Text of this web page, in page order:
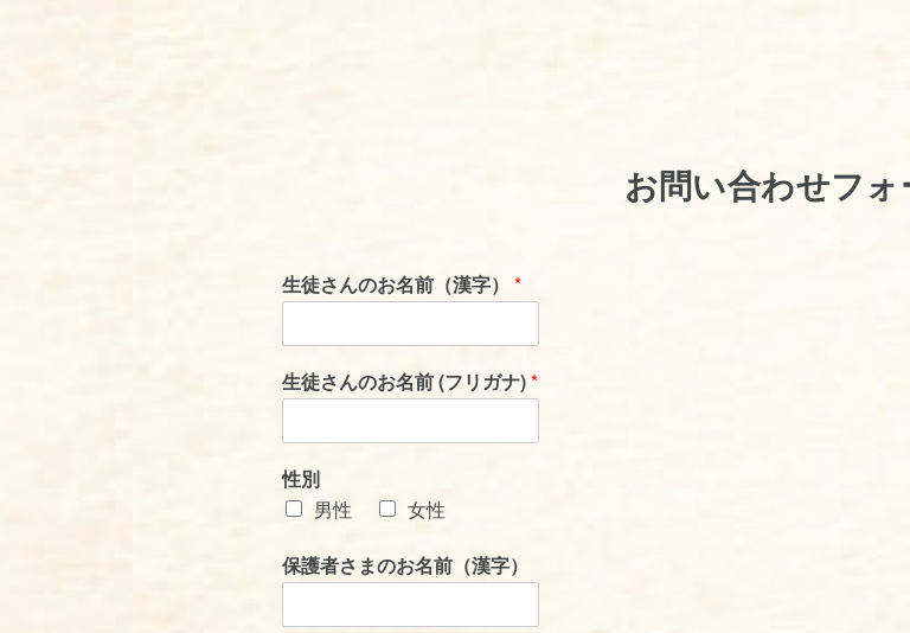
お問い合わせフォ
生徒さんのお名前（漢字） *
生徒さんのお名前 (フリガナ)*
性別
男性
女性
保護者さまのお名前（漢字）